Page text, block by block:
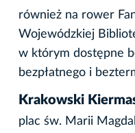
również na rower
Wojewódzkiej
w którym dostępne
bezpłatnego i
Krakowski
plac św. Marii